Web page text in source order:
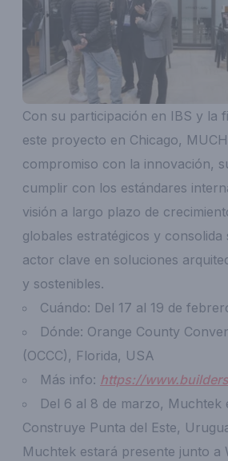
Con su participación en IBS y la
este proyecto en Chicago,
compromiso con la innovación,
cumplir con los estándares
visión a largo plazo de
globales estratégicos y
actor clave en soluciones
y sostenibles.
Cuándo: Del 17 al 19 de
Dónde: Orange County
(OCCC), Florida, USA
Más info: https://
Del 6 al 8 de marzo, Muchtek
Construye Punta del Este,
Muchtek estará presente junto a